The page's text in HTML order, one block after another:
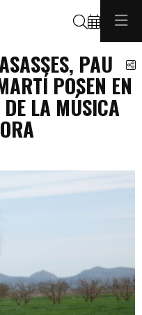
Cerca
PAU
POSEN EN
LA MÚSICA